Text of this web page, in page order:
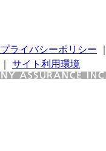
プライバシーポリシー
サイト利用環境